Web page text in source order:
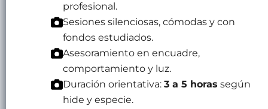
profesional.
Sesiones silenciosas, cómodas y con
fondos estudiados.
Asesoramiento en encuadre,
comportamiento y luz.
Duración orientativa: 3 a 5 horas según
hide y especie.